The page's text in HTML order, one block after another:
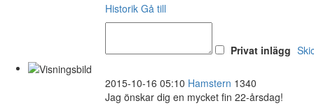
Historik Gå till
Privat inlägg
2015-10-16 05:10 Hamstern 1340
Jag önskar dig en mycket fin 22-årsdag!